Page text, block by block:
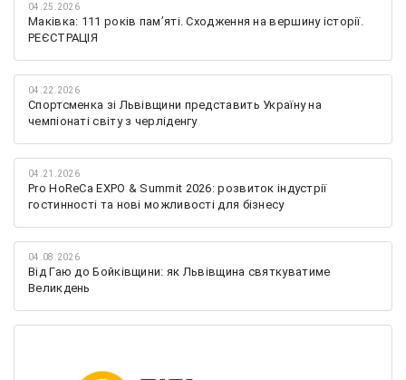
04.25.2026
Маківка: 111 років пам’яті. Сходження на вершину історії.
РЕЄСТРАЦІЯ
04.22.2026
Спортсменка зі Львівщини представить Україну на
чемпіонаті світу з черліденгу
04.21.2026
Pro HoReCa EXPO & Summit 2026: розвиток індустрії
гостинності та нові можливості для бізнесу
04.08.2026
Від Гаю до Бойківщини: як Львівщина святкуватиме
Великдень